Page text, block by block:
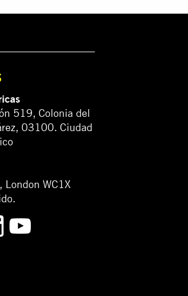
519, Colonia del
03100. Ciudad
London WC1X